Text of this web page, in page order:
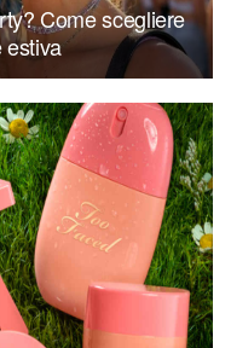
Come scegliere
estiva